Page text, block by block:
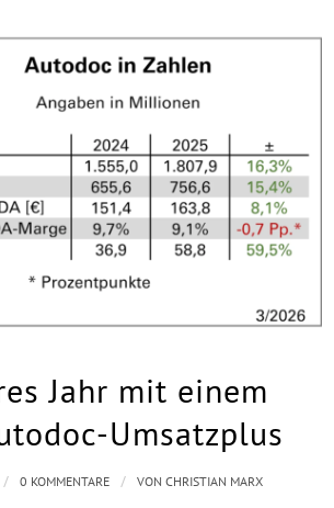
Jahr mit einem
Umsatzplus
/ 0 KOMMENTARE / VONCHRISTIAN MARX